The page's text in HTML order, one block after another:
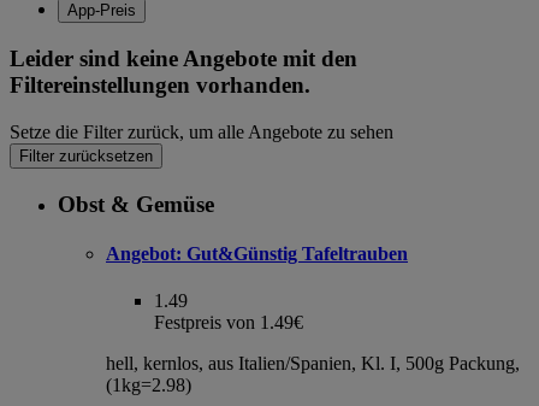
App-Preis
Leider sind keine Angebote mit den
Filtereinstellungen vorhanden.
Setze die Filter zurück, um alle Angebote zu sehen
Filter zurücksetzen
Obst & Gemüse
Angebot: Gut&Günstig Tafeltrauben
1.49
Festpreis von 1.49€
hell, kernlos, aus Italien/Spanien, Kl. I, 500g Packung,
(1kg=2.98)